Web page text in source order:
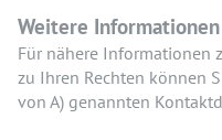
Weitere Informationen
Für nähere Informationen
zu Ihren Rechten können
von A) genannten